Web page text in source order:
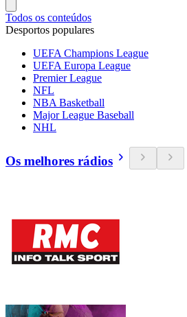
Todos os conteúdos
Desportos populares
UEFA Champions League
UEFA Europa League
Premier League
NFL
NBA Basketball
Major League Baseball
NHL
Os melhores rádios